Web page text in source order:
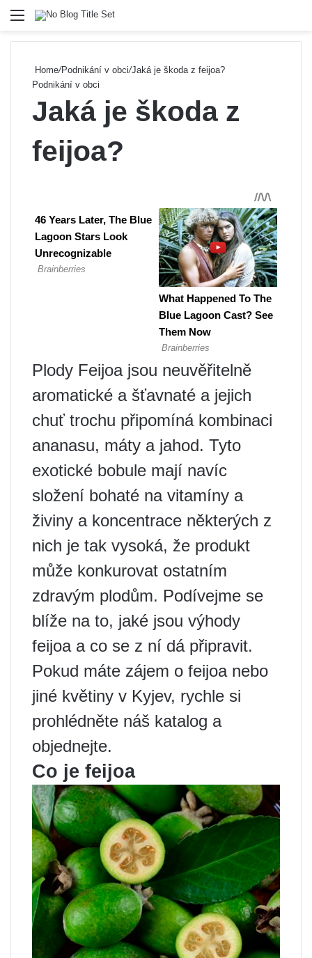
Menu
Home/Podnikání v obci/Jaká je škoda z feijoa?
Podnikání v obci
Jaká je škoda z
feijoa?
Plody Feijoa jsou neuvěřitelně
aromatické a šťavnaté a jejich
chuť trochu připomíná kombinaci
ananasu, máty a jahod. Tyto
exotické bobule mají navíc
složení bohaté na vitamíny a
živiny a koncentrace některých z
nich je tak vysoká, že produkt
může konkurovat ostatním
zdravým plodům. Podívejme se
blíže na to, jaké jsou výhody
feijoa a co se z ní dá připravit.
Pokud máte zájem o feijoa nebo
jiné květiny v Kyjev, rychle si
prohlédněte náš katalog a
objednejte.
Co je feijoa